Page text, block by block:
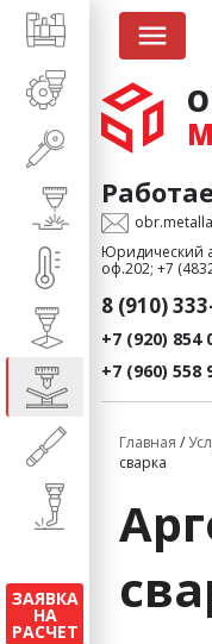
ЗАЯВКА
НА
РАСЧЕТ
menu
Юридический
оф.202; +7
8 (910)
+7 (920) 854
+7 (960) 558
Главная /
сварка
Аргонодуговая